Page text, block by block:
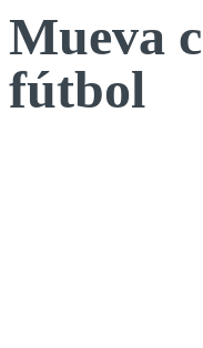
Mueva
fútbol